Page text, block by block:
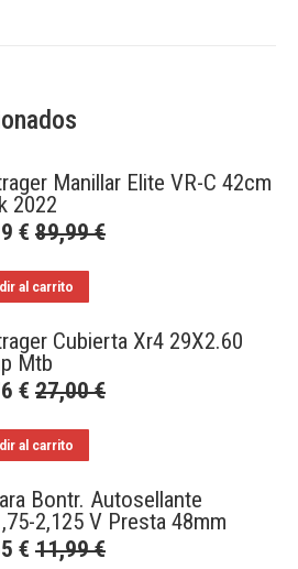
Manillar Elite VR-C 42cm
2022
€ 89,99€
al carrito
Cubierta Xr4 29X2.60
Mtb
€ 27,00€
al carrito
Bontr. Autosellante
2,125 V Presta 48mm
€ 11,99€